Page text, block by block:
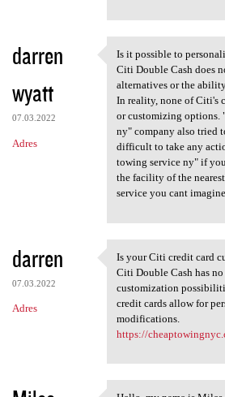
darren
wyatt
07.03.2022
Adres
Is it possible to
Is it possible to
Citi Double Cash does
alternatives or the
In reality, none of Citi's
or customizing options.
ny" company also tried
difficult to take any
towing service ny" if
the facility of the
service you cant
darren
07.03.2022
Adres
Is your Citi credit
Is your Citi credit card
Citi Double Cash has
customization
credit cards allow for
modifications.
https://